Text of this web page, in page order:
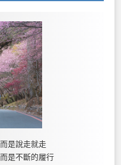
是說走就走
是不斷的履行